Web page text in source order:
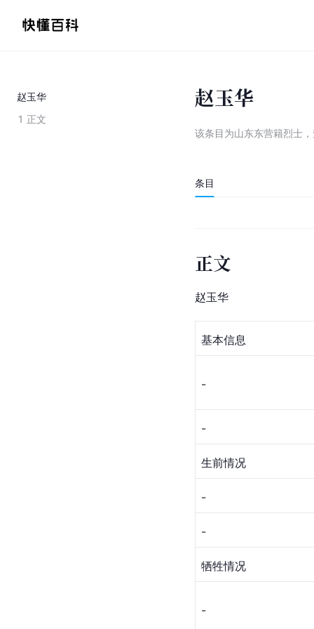
赵玉华
1 正文
赵玉华
该条目为山东东营籍烈士 ，
条目
正文
赵玉华
基本信息
-
-
生前情况
-
-
牺牲情况
-